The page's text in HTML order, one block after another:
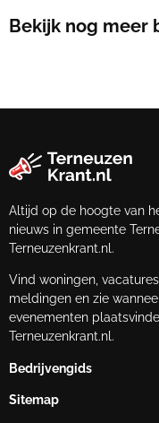
Bekijk nog meer
Altijd op de hoogte van
nieuws in gemeente
Terneuzenkrant.nl.
Vind woningen,
meldingen en zie
evenementen
Terneuzenkrant.nl.
Bedrijvengids
Sitemap